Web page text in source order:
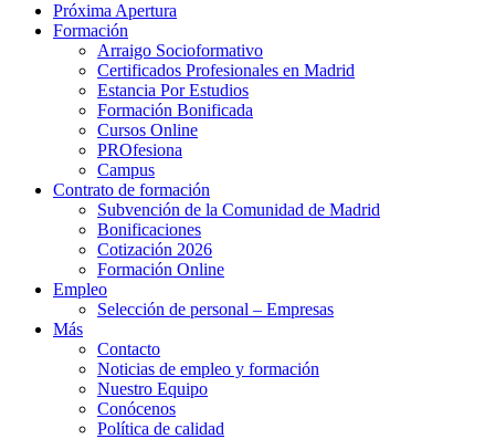
Próxima Apertura
Formación
Arraigo Socioformativo
Certificados Profesionales en Madrid
Estancia Por Estudios
Formación Bonificada
Cursos Online
PROfesiona
Campus
Contrato de formación
Subvención de la Comunidad de Madrid
Bonificaciones
Cotización 2026
Formación Online
Empleo
Selección de personal – Empresas
Más
Contacto
Noticias de empleo y formación
Nuestro Equipo
Conócenos
Política de calidad